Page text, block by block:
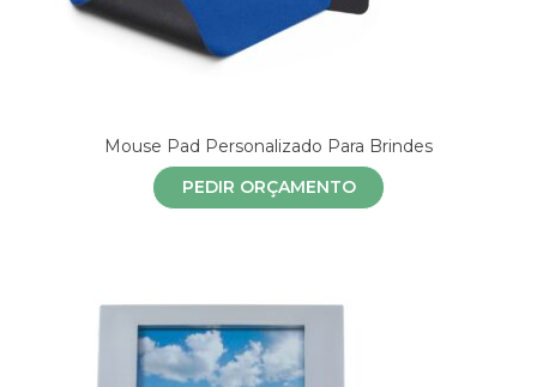
Mouse Pad Personalizado Para Brindes
PEDIR ORÇAMENTO